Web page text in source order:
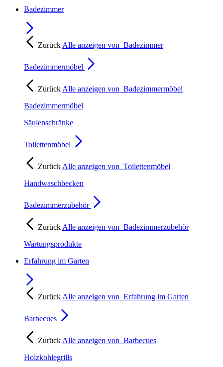
Badezimmer
Zurück Alle anzeigen von Badezimmer
Badezimmermöbel
Zurück Alle anzeigen von Badezimmermöbel
Badezimmermöbel
Säulenschränke
Toilettenmöbel
Zurück Alle anzeigen von Toilettenmöbel
Handwaschbecken
Badezimmerzubehör
Zurück Alle anzeigen von Badezimmerzubehör
Wartungsprodukte
Erfahrung im Garten
Zurück Alle anzeigen von Erfahrung im Garten
Barbecues
Zurück Alle anzeigen von Barbecues
Holzkohlegrills